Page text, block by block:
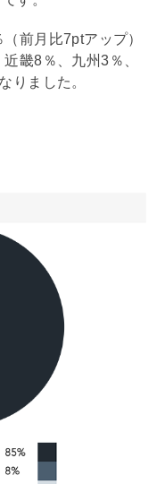
前月比7ptアップ）
畿8％、九州3％、
りました。